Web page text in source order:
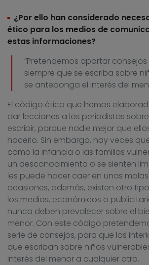
¿Por ello han considerado
ético para los medios de
estas informaciones?
“Pretendemos aportar
siempre que se escriba sobre
se anteponga el interés del
El código ético que hemos
dar lecciones a los periodistas
escribir, porque nadie mejor que
hacerlo. Sin embargo, hay veces
como la infancia o las familias
un desconocimiento o se sienten
les puede hacer caer en unas
ocasiones, además, existen otro
los medios, económicos o
nunca deben prevalecer sobre el
menor. Con este código
serie de consejos, para que los
que escriban sobre niños
interés del menor a cualquier otro.